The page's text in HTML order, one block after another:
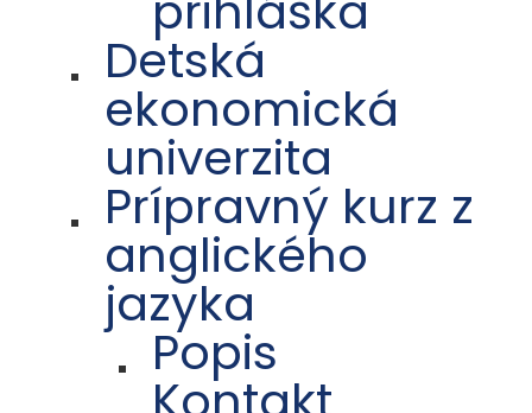
Detská
ekonomická
univerzita
Prípravný kurz z
anglického
jazyka
Popis